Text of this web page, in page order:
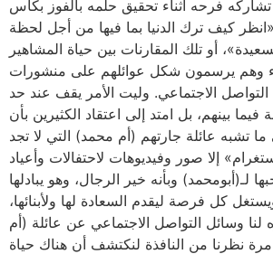
فرحه أثناء تحقيق حلمه بالفوز بكأس
كيف ترك الدنيا بما فيها من أجل لحظة
أو تلك المقارنات بين حياة المشاهير
وهم يرسمون شكل عوائلهم على منشورات
الاجتماعي. وليت الأمر يقف عند حد
فيما بينهم، بل امتد إلى اعتقاد الكثيرين بأن
ما تشبه عائلة جارتهم (أم محمد) التي لا تجد
إلا صور وفيديوهات لاحتفالات وأعياد
لـ(أبومحمد) وبأنه خير الرجال، وهو يبادلها
كل فرصة ليقدم السعادة لها ولأبنائها،
لنا وسائل التواصل الاجتماعي عن عائلة (أم
نظرنا من النافذة لنكتشف أن هناك حياة